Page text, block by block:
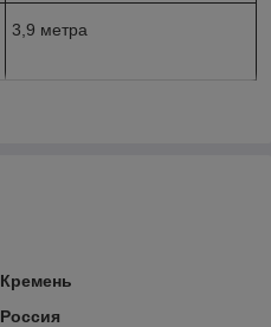
3,9 метра
Кремень
Россия